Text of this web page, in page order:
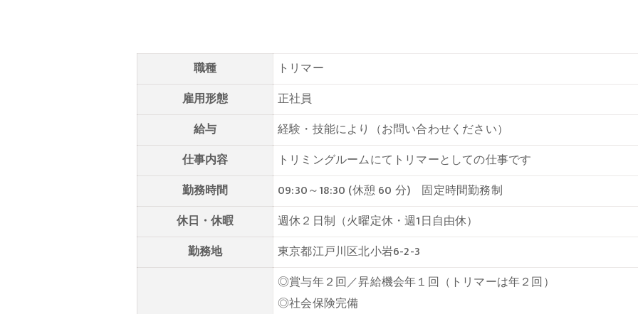
職種
トリマー
雇用形態
正社員
給与
経験・技能により（お問い合わせください）
仕事内容
トリミングルームにてトリマーとしての仕事です
勤務時間
09:30～18:30 (休憩 60 分) 固定時間勤務制
休日・休暇
週休２日制（火曜定休・週1日自由休）
勤務地
東京都江戸川区北小岩6-2-3
◎賞与年２回／昇給機会年１回（トリマーは年２回）
◎社会保険完備